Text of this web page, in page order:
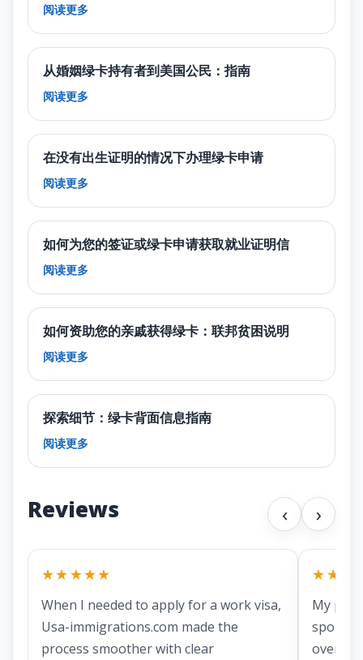
阅读更多
从婚姻绿卡持有者到美国公民：指南
阅读更多
在没有出生证明的情况下办理绿卡申请
阅读更多
如何为您的签证或绿卡申请获取就业证明信
阅读更多
如何资助您的亲戚获得绿卡：联邦贫困说明
阅读更多
探索细节：绿卡背面信息指南
阅读更多
Reviews ‹ ›
★★★★★
When I needed to apply for a work visa,
Usa-immigrations.com made the
process smoother with clear
My